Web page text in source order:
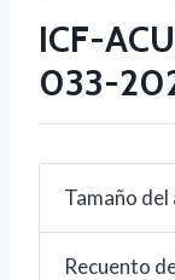
ICF-
033-
Tamaño
Recuento